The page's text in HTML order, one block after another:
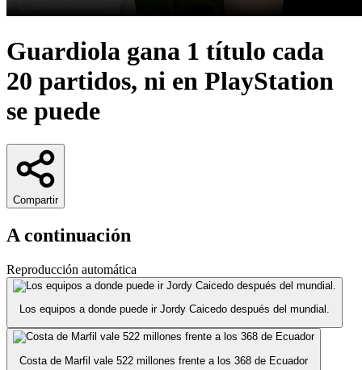
Guardiola gana 1 título cada
20 partidos, ni en PlayStation
se puede
Compartir
A continuación
Reproducción automática
Los equipos a donde puede ir Jordy Caicedo después del mundial.
Costa de Marfil vale 522 millones frente a los 368 de Ecuador